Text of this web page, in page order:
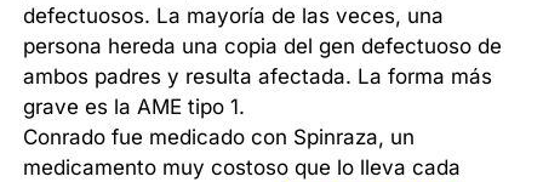
defectuosos. La mayoría de las veces, una
persona hereda una copia del gen defectuoso de
ambos padres y resulta afectada. La forma más
grave es la AME tipo 1.
Conrado fue medicado con Spinraza, un
medicamento muy costoso que lo lleva cada